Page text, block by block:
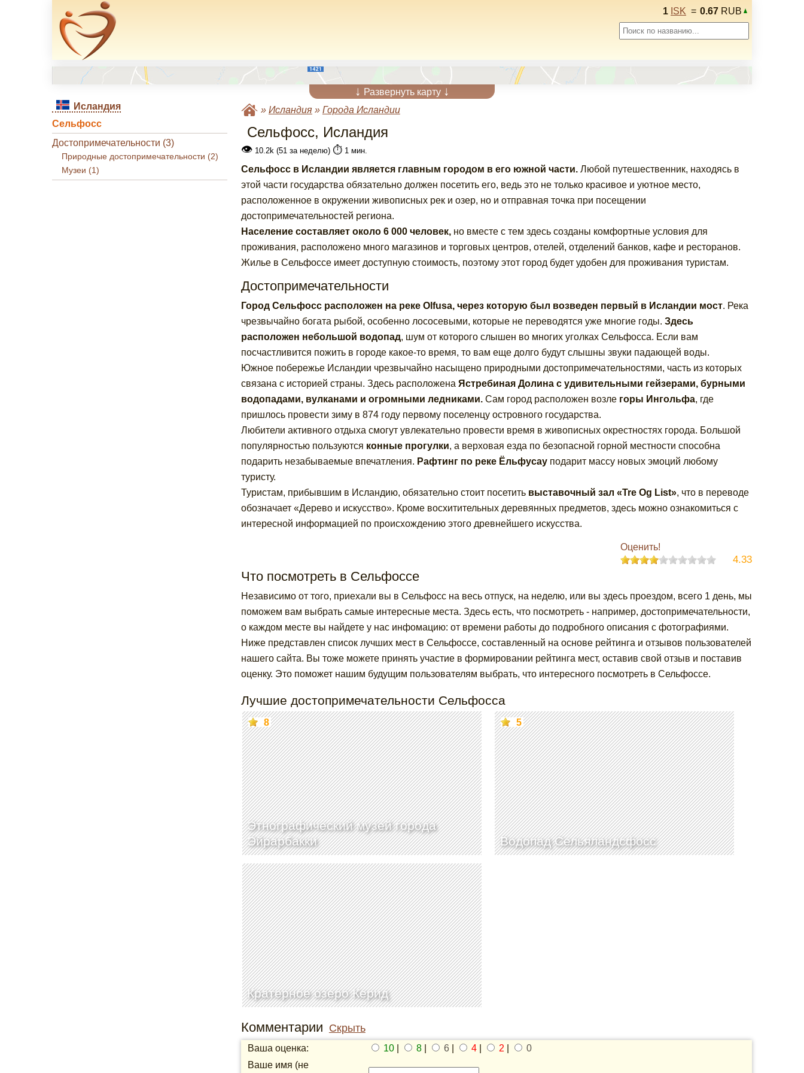
1 ISK = 0.67 RUB
↓ Развернуть карту ↓
Исландия
Сельфосс
Достопримечательности (3)
Природные достопримечательности (2)
Музеи (1)
» Исландия» Города Исландии
Сельфосс, Исландия
👁10.2k (51 за неделю) ⏱️1 мин.
Сельфосс в Исландии является главным городом в его южной части.Любой путешественник, находясь в
этой части государства обязательно должен посетить его, ведь это не только красивое и уютное место,
расположенное в окружении живописных рек и озер, но и отправная точка при посещении
достопримечательностей региона.
Население составляет около 6 000 человек,но вместе с тем здесь созданы комфортные условия для
проживания, расположено много магазинов и торговых центров, отелей, отделений банков, кафе и ресторанов.
Жилье в Сельфоссе имеет доступную стоимость, поэтому этот город будет удобен для проживания туристам.
Достопримечательности
Город Сельфосс расположен на реке Olfusa, через которую был возведен первый в Исландии мост. Река
чрезвычайно богата рыбой, особенно лососевыми, которые не переводятся уже многие годы. Здесь
расположен небольшой водопад, шум от которого слышен во многих уголках Сельфосса. Если вам
посчастливится пожить в городе какое-то время, то вам еще долго будут слышны звуки падающей воды.
Южное побережье Исландии чрезвычайно насыщено природными достопримечательностями, часть из которых
связана с историей страны. Здесь расположена Ястребиная Долина с удивительными гейзерами, бурными
водопадами, вулканами и огромными ледниками.Сам город расположен возле горы Ингольфа, где
пришлось провести зиму в 874 году первому поселенцу островного государства.
Любители активного отдыха смогут увлекательно провести время в живописных окрестностях города. Большой
популярностью пользуются конные прогулки, а верховая езда по безопасной горной местности способна
подарить незабываемые впечатления. Рафтинг по реке Ёльфусауподарит массу новых эмоций любому
туристу.
Туристам, прибывшим в Исландию, обязательно стоит посетить выставочный зал «Tre Og List», что в переводе
обозначает «Дерево и искусство». Кроме восхитительных деревянных предметов, здесь можно ознакомиться с
интересной информацией по происхождению этого древнейшего искусства.
Оценить!
4.33
Что посмотреть в Сельфоссе
Независимо от того, приехали вы в Сельфосс на весь отпуск, на неделю, или вы здесь проездом, всего 1 день, мы
поможем вам выбрать самые интересные места. Здесь есть, что посмотреть - например, достопримечательности,
о каждом месте вы найдете у нас инфомацию: от времени работы до подробного описания с фотографиями.
Ниже представлен список лучших мест в Сельфоссе, составленный на основе рейтинга и отзывов пользователей
нашего сайта. Вы тоже можете принять участие в формировании рейтинга мест, оставив свой отзыв и поставив
оценку. Это поможет нашим будущим пользователям выбрать, что интересного посмотреть в Сельфоссе.
Лучшие достопримечательности Сельфосса
Этнографический музей города
Эйрарбакки
8
Водопад Сельяландсфосс
5
Кратерное озеро Керид
Комментарии Скрыть
Ваша оценка: 10| 8| 6| 4| 2
0
Ваше имя (не